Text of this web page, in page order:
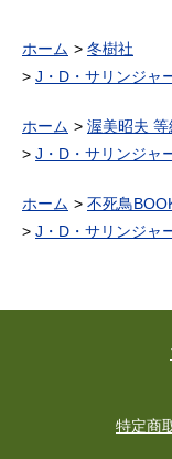
ホーム
冬樹社
J・D・サリンジャ
ホーム
渥美昭夫 等
J・D・サリンジャ
ホーム
不死鳥
J・D・サリンジャ
特定商